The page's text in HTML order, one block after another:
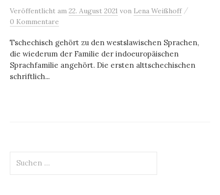
Veröffentlicht am 22. August 2021 von Lena Weißhoff /
0 Kommentare
Tschechisch gehört zu den westslawischen Sprachen,
die wiederum der Familie der indoeuropäischen
Sprachfamilie angehört. Die ersten alttschechischen
schriftlich...
nach: